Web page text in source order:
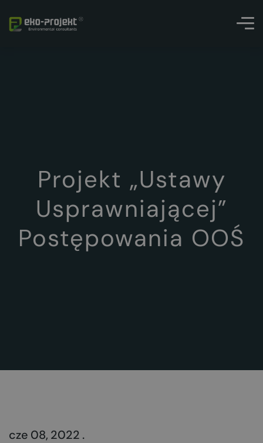
Projekt „ustawy
Usprawniającej”
Postępowania OOŚ
cze 08, 2022 .